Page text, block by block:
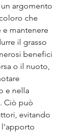
argomento
che
mantenere
il grasso
benefici
o il nuoto,
e nella
Ciò può
evitando
l'apporto